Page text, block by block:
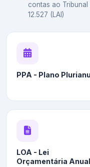
contas ao Tribunal
12.527 (LAI)
PPA - Plano
LOA - Lei
Orçamentária Anual